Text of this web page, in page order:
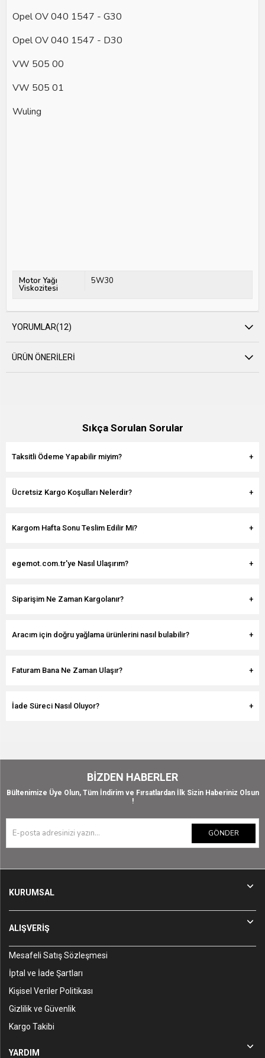
Opel OV 040 1547 - G30
Opel OV 040 1547 - D30
VW 505 00
VW 505 01
Wuling
Motor Yağı
Viskozitesi
5W30
YORUMLAR(12)
ÜRÜN ÖNERILERI
Sıkça Sorulan Sorular
Taksitli Ödeme Yapabilir miyim?
Ücretsiz Kargo Koşulları Nelerdir?
Kargom Hafta Sonu Teslim Edilir Mi?
egemot.com.tr'ye Nasıl Ulaşırım?
Siparişim Ne Zaman Kargolanır?
Aracım için doğru yağlama ürünlerini nasıl bulabilir?
Faturam Bana Ne Zaman Ulaşır?
İade Süreci Nasıl Oluyor?
BIZDEN HABERLER
Bültenimize Üye Olun, Tüm İndirim ve Fırsatlardan İlk Sizin Haberiniz Olsun
!
GÖNDER
KURUMSAL
ALIŞVERİŞ
Mesafeli Satış Sözleşmesi
İptal ve İade Şartları
Kişisel Veriler Politikası
Gizlilik ve Güvenlik
Kargo Takibi
YARDIM